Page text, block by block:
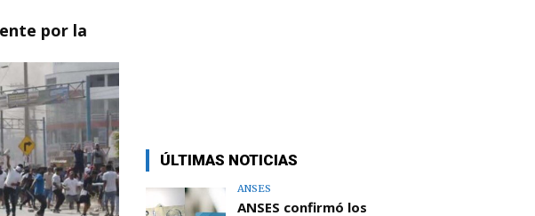
por la
ÚLTIMAS NOTICIAS
ANSES
ANSES confirmó los